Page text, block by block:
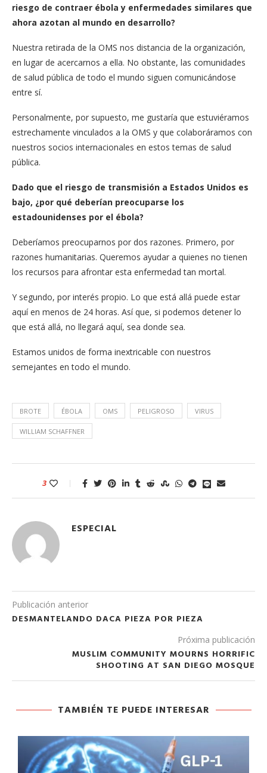
riesgo de contraer ébola y enfermedades similares que
ahora azotan al mundo en desarrollo?
Nuestra retirada de la OMS nos distancia de la organización,
en lugar de acercarnos a ella. No obstante, las comunidades
de salud pública de todo el mundo siguen comunicándose
entre sí.
Personalmente, por supuesto, me gustaría que estuviéramos
estrechamente vinculados a la OMS y que colaboráramos con
nuestros socios internacionales en estos temas de salud
pública.
Dado que el riesgo de transmisión a Estados Unidos es
bajo, ¿por qué deberían preocuparse los
estadounidenses por el ébola?
Deberíamos preocuparnos por dos razones. Primero, por
razones humanitarias. Queremos ayudar a quienes no tienen
los recursos para afrontar esta enfermedad tan mortal.
Y segundo, por interés propio. Lo que está allá puede estar
aquí en menos de 24 horas. Así que, si podemos detener lo
que está allá, no llegará aquí, sea donde sea.
Estamos unidos de forma inextricable con nuestros
semejantes en todo el mundo.
BROTE ÉBOLA OMS PELIGROSO VIRUS
WILLIAM SCHAFFNER
3
ESPECIAL
Publicación anterior
DESMANTELANDO DACA PIEZA POR PIEZA
Próxima publicación
MUSLIM COMMUNITY MOURNS HORRIFIC
SHOOTING AT SAN DIEGO MOSQUE
TAMBIÉN TE PUEDE INTERESAR